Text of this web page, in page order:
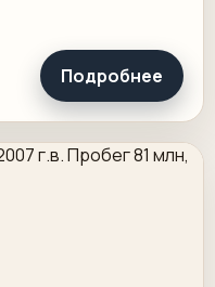
Подробнее